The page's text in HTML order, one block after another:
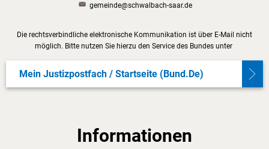
gemeinde@schwalbach-saar.de
Die rechtsverbindliche elektronische Kommunikation ist über E-Mail nicht
möglich. Bitte nutzen Sie hierzu den Service des Bundes unter
Mein Justizpostfach / Startseite (bund.de)
Informationen